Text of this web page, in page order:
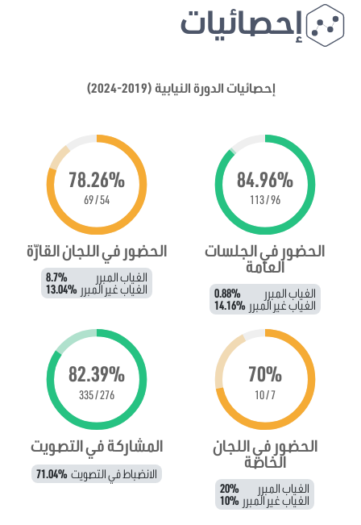
إحصائيات
إحصائيات الدورة النيابية (2019-2024)
84.96%
96 / 113
الحضور في الجلسات
العامة
الغياب المبرر 0.88%
الغياب غير المبرر 14.16%
78.26%
54 / 69
الحضور في اللجان القارّة
الغياب المبرر 8.7%
الغياب غير المبرر 13.04%
70%
7 / 10
الحضور في اللجان
الخاصة
الغياب المبرر 20%
الغياب غير المبرر 10%
82.39%
276 / 335
المشاركة في التصويت
الانضباط في التصويت 71.04%